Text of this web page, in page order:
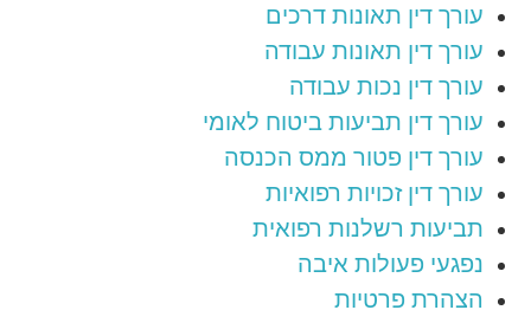
עורך דין תאונות דרכים
עורך דין תאונות עבודה
עורך דין נכות עבודה
עורך דין תביעות ביטוח לאומי
עורך דין פטור ממס הכנסה
עורך דין זכויות רפואיות
תביעות רשלנות רפואית
נפגעי פעולות איבה
הצהרת פרטיות